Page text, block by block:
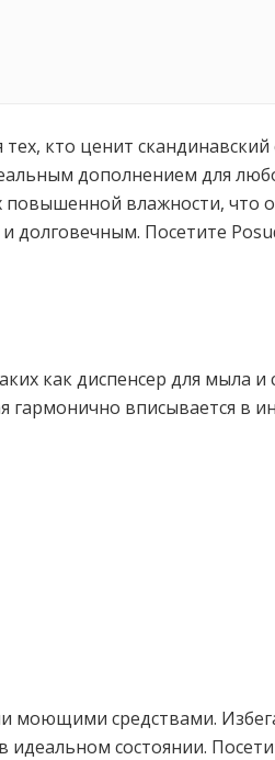
кто ценит скандинавский
дополнением для
повышенной влажности, что
долговечным. Посетите
как диспенсер для мыла и
гармонично вписывается в
моющими средствами.
идеальном состоянии.